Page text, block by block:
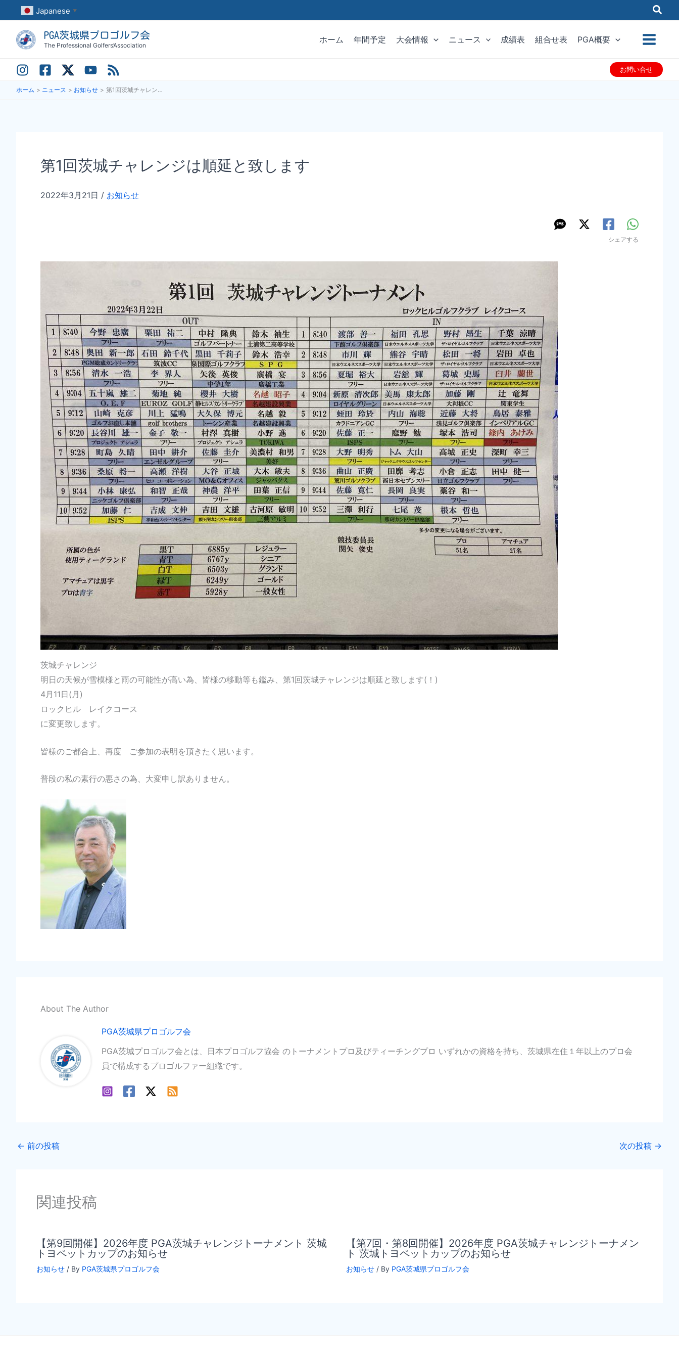
容
Japanese ▼
PGA茨城県プロゴルフ会
The Professional Golfers’Association
ホーム 年間予定 大会情報 ニュース 成績表 組合せ表 PGA概要
お問い合せ
ホーム ニュース お知らせ 第1回茨城チャレンジは順延と致します
第1回茨城チャレンジは順延と致します
2022年3月21日 / お知らせ
シェアする
茨城チャレンジ
明日の天候が雪模様と雨の可能性が高い為、皆様の移動等も鑑み、第1回茨城チャレンジは順延と致します(！)
4月11日(月)
ロックヒル レイクコース
に変更致します。
皆様のご都合上、再度 ご参加の表明を頂きたく思います。
普段の私の素行の悪さの為、大変申し訳ありません。
About The Author
PGA茨城県プロゴルフ会
PGA茨城プロゴルフ会とは、日本プロゴルフ協会 のトーナメントプロ及びティーチングプロ いずれかの資格を持ち、茨城県在住１年以上のプロ会
員で構成するプロゴルファー組織です。
← 前の投稿 次の投稿 →
関連投稿
【第9回開催】2026年度 PGA茨城チャレンジトーナメント 茨城
トヨペットカップのお知らせ
お知らせ / By PGA茨城県プロゴルフ会
【第7回・第8回開催】2026年度 PGA茨城チャレンジトーナメン
ト 茨城トヨペットカップのお知らせ
お知らせ/ By PGA茨城県プロゴルフ会